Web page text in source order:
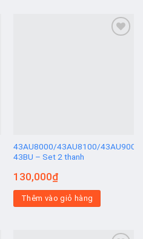
43AU8000/43AU8100/
43BU – Set 2 thanh
130,000₫
Thêm vào giỏ hàng